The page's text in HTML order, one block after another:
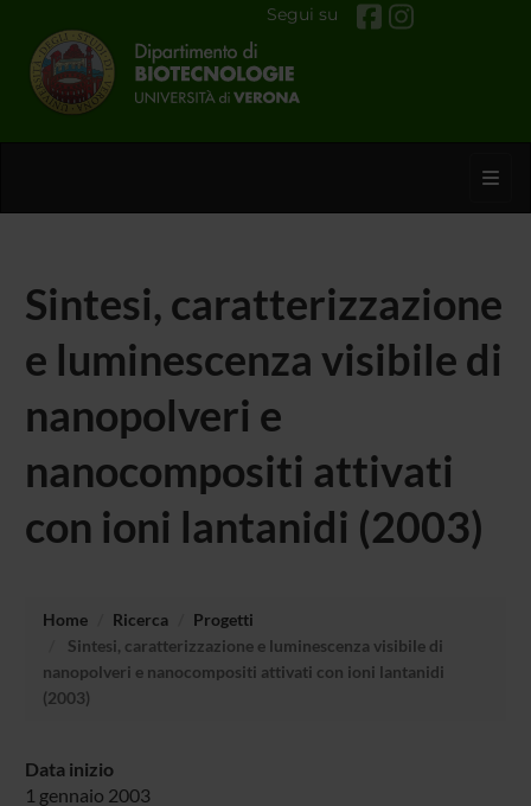
Segui su
Sintesi, caratterizzazione
e luminescenza visibile di
nanopolveri e
nanocompositi attivati
con ioni lantanidi (2003)
Home Ricerca
Progetti
Sintesi, caratterizzazione e luminescenza visibile di
nanopolveri e nanocompositi attivati con ioni lantanidi
(2003)
Data inizio
1 gennaio 2003